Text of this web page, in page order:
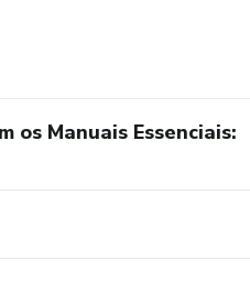
os Manuais Essenciais: